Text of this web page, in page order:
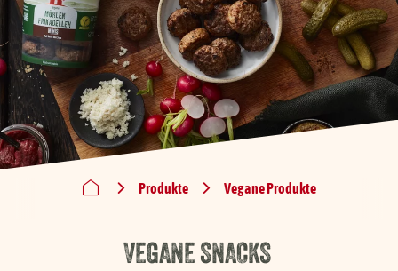
Marke
Nachhaltigkeit
Über uns
VEGANE SNACKS
Produkte Vegane Produkte